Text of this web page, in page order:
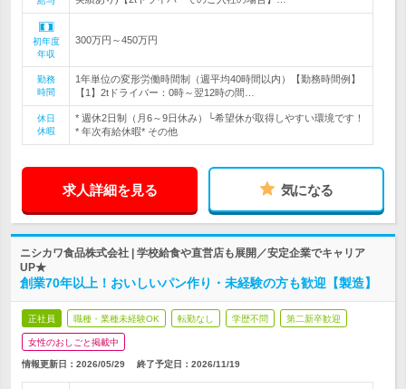
初年度
年収
300万円～450万円
勤務
時間
1年単位の変形労働時間制（週平均40時間以内）【勤務時間例】
【1】2tドライバー：0時～翌12時の間…
休日
休暇
* 週休2日制（月6～9日休み）└希望休が取得しやすい環境です！
* 年次有給休暇* その他
求人詳細を見る 気になる
ニシカワ食品株式会社 | 学校給食や直営店も展開／安定企業でキャリア
UP★
創業70年以上！おいしいパン作り・未経験の方も歓迎【製造】
正社員 職種・業種未経験OK 転勤なし 学歴不問 第二新卒歓迎
女性のおしごと掲載中
情報更新日：2026/05/29 終了予定日： 2026/11/19